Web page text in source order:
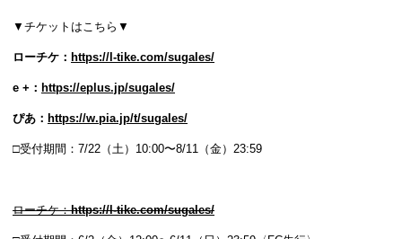
▼チケットはこちら▼
ローチケ： https://l-tike.com/sugales/
e +： https://eplus.jp/sugales/
ぴあ： https://w.pia.jp/t/sugales/
□受付期間：7/22（土）10:00〜8/11（金）23:59
ローチケ：https://l-tike.com/sugales/